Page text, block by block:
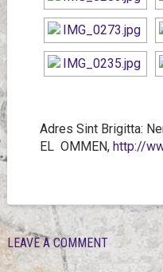
Adres Sint Brigitta:
EL OMMEN, http://
LEAVE A COMMENT